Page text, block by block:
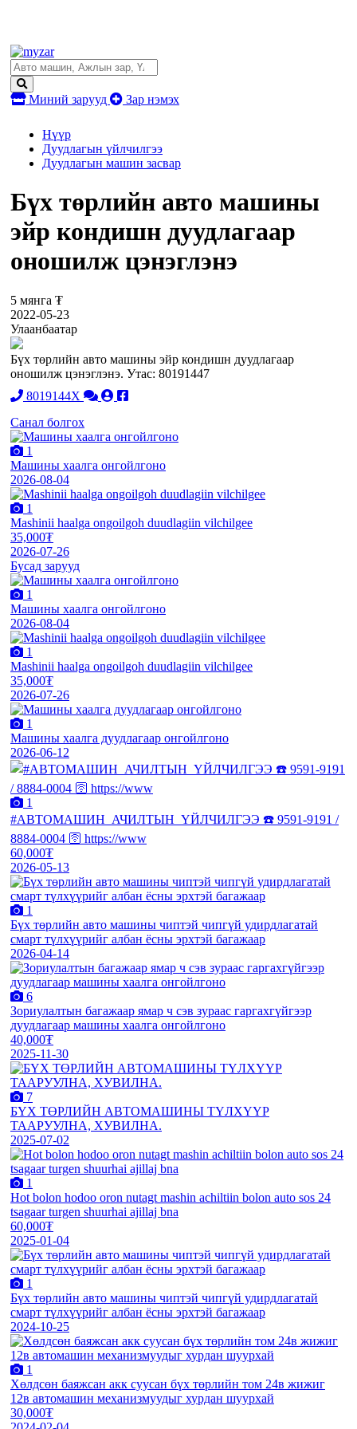
Миний зарууд Зар нэмэх
Нүүр
Дуудлагын үйлчилгээ
Дуудлагын машин засвар
Бүх төрлийн авто машины
эйр кондишн дуудлагаар
оношилж цэнэглэнэ
5 мянга ₮
2022-05-23
Улаанбаатар
Бүх төрлийн авто машины эйр кондишн дуудлагаар
оношилж цэнэглэнэ. Утас: 80191447
8019144X
Санал болгох
1
Машины хаалга онгойлгоно
2026-08-04
1
Mashinii haalga ongoilgoh duudlagiin vilchilgee
35,000₮
2026-07-26
Бусад зарууд
1
Машины хаалга онгойлгоно
2026-08-04
1
Mashinii haalga ongoilgoh duudlagiin vilchilgee
35,000₮
2026-07-26
1
Машины хаалга дуудлагаар онгойлгоно
2026-06-12
1
#АВТОМАШИН_АЧИЛТЫН_ҮЙЛЧИЛГЭЭ ☎️ 9591-9191 /
8884-0004 🛜 https://www
60,000₮
2026-05-13
1
Бүх төрлийн авто машины чиптэй чипгүй удирдлагатай
смарт түлхүүрийг албан ёсны эрхтэй багажаар
2026-04-14
6
Зориулалтын багажаар ямар ч сэв зураас гаргахгүйгээр
дуудлагаар машины хаалга онгойлгоно
40,000₮
2025-11-30
7
БҮХ ТӨРЛИЙН АВТОМАШИНЫ ТҮЛХҮҮР
ТААРУУЛНА, ХУВИЛНА.
2025-07-02
1
Hot bolon hodoo oron nutagt mashin achiltiin bolon auto sos 24
tsagaar turgen shuurhai ajillaj bna
60,000₮
2025-01-04
1
Бүх төрлийн авто машины чиптэй чипгүй удирдлагатай
смарт түлхүүрийг албан ёсны эрхтэй багажаар
2024-10-25
1
Хөлдсөн баяжсан акк суусан бүх төрлийн том 24в жижиг
12в автомашин механизмуудыг хурдан шуурхай
30,000₮